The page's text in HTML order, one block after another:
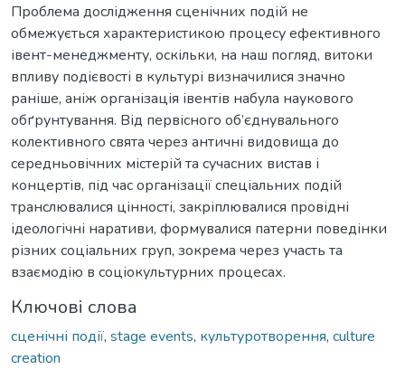
Проблема дослідження сценічних подій не
обмежується характеристикою процесу ефективного
івент-менеджменту, оскільки, на наш погляд, витоки
впливу подієвості в культурі визначилися значно
раніше, аніж організація івентів набула наукового
обґрунтування. Від первісного об’єднувального
колективного свята через античні видовища до
середньовічних містерій та сучасних вистав і
концертів, під час організації спеціальних подій
транслювалися цінності, закріплювалися провідні
ідеологічні наративи, формувалися патерни поведінки
різних соціальних груп, зокрема через участь та
взаємодію в соціокультурних процесах.
Ключові слова
сценічні події, stage events, культуротворення, culture
creation